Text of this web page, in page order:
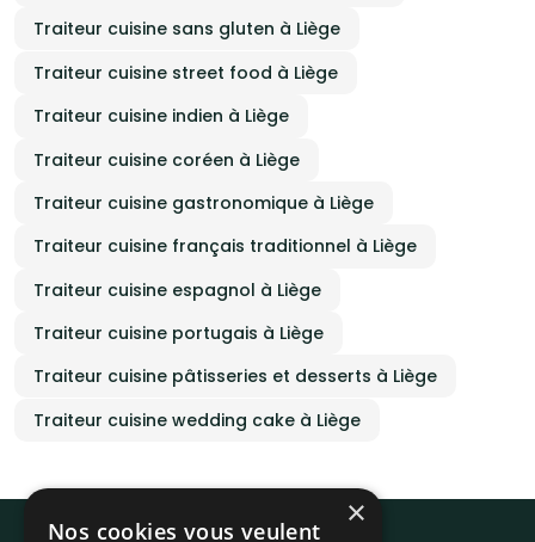
Traiteur cuisine sans gluten à Liège
Traiteur cuisine street food à Liège
Traiteur cuisine indien à Liège
Traiteur cuisine coréen à Liège
Traiteur cuisine gastronomique à Liège
Traiteur cuisine français traditionnel à Liège
Traiteur cuisine espagnol à Liège
Traiteur cuisine portugais à Liège
Traiteur cuisine pâtisseries et desserts à Liège
Traiteur cuisine wedding cake à Liège
×
Nos cookies vous veulent